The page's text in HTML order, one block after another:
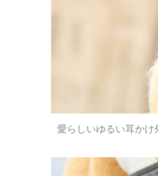
愛らしいゆるい耳か